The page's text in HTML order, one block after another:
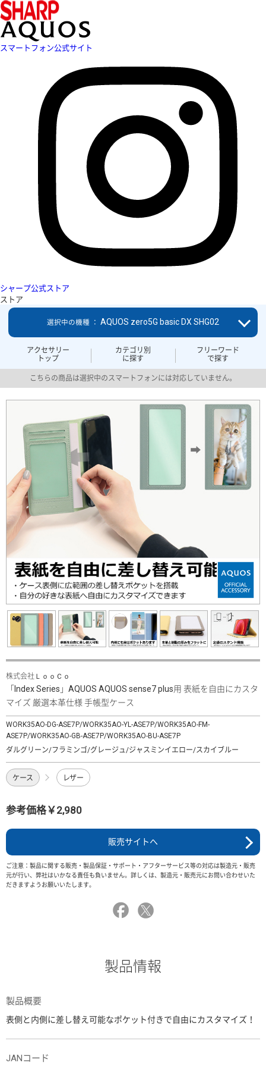
スマートフォン公式サイト
シャープ公式ストア
ストア
アクセサリー
トップ
カテゴリ別
に探す
フリーワード
で探す
選択中の機種 ： AQUOS zero5G basic DX SHG02
こちらの商品は選択中のスマートフォンには対応していません。
株式会社ＬｏｏＣｏ
「Index Series」AQUOS AQUOS sense7 plus用 表紙を自由にカスタ
マイズ 厳選本革仕様 手帳型ケース
WORK35AO-DG-ASE7P/WORK35AO-YL-ASE7P/WORK35AO-FM-
ASE7P/WORK35AO-GB-ASE7P/WORK35AO-BU-ASE7P
ダルグリーン/フラミンゴ/グレージュ/ジャスミンイエロー/スカイブルー
ケース レザー
参考価格￥2,980
販売サイトへ
ご注意：製品に関する販売・製品保証・サポート・アフターサービス等の対応は製造元・販売
元が行い、弊社はいかなる責任も負いません。詳しくは、製造元・販売元にお問い合わせいた
だきますようお願いいたします。
製品情報
製品概要
表側と内側に差し替え可能なポケット付きで自由にカスタマイズ！
JANコード